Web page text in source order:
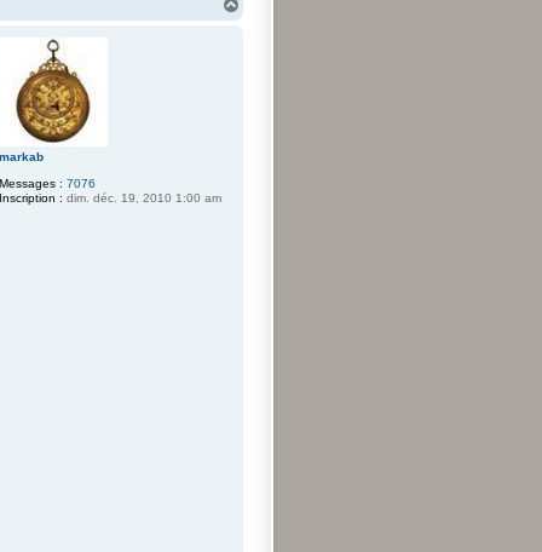
markab
Messages : 7076
Inscription : dim. déc. 19, 2010 1:00 am